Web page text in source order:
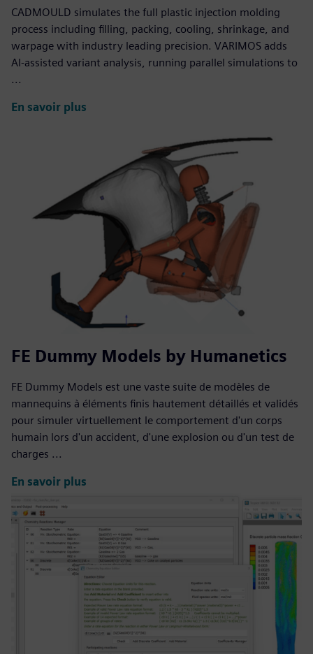
CADMOULD simulates the full plastic injection molding
process including filling, packing, cooling, shrinkage, and
warpage with industry leading precision. VARIMOS adds
AI-assisted variant analysis, running parallel simulations to
...
En savoir plus
FE Dummy Models by Humanetics
FE Dummy Models est une vaste suite de modèles de
mannequins à éléments finis hautement détaillés et validés
pour simuler virtuellement le comportement d'un corps
humain lors d'un accident, d'une explosion ou d'un test de
charges ...
En savoir plus